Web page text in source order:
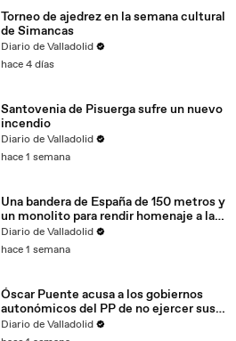
Torneo de ajedrez en la semana cultural
de Simancas
Diario de Valladolid
hace 4 días
Santovenia de Pisuerga sufre un nuevo
incendio
Diario de Valladolid
hace 1 semana
Una bandera de España de 150 metros y
un monolito para rendir homenaje a la
lucha contra el cáncer en Valladolid
Diario de Valladolid
hace 1 semana
Óscar Puente acusa a los gobiernos
autonómicos del PP de no ejercer sus
competencias contra los incendios
Diario de Valladolid